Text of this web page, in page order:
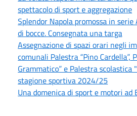
spettacolo di sport e aggregazione
Splendor Napola promossa in
di bocce. Consegnata una targa
Assegnazione di spazi orari negli
comunali Palestra “Pino Cardella”,
Grammatico” e Palestra scolastica
stagione sportiva 2024/25
Una domenica di sport e motori ad